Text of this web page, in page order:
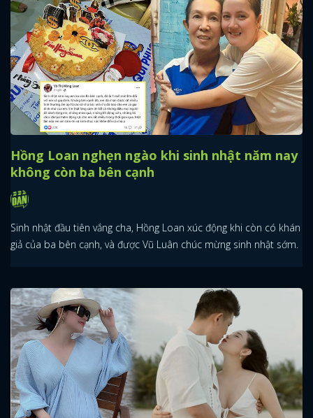
Hồng Loan nghẹn ngào khi sinh nhật năm nay
không còn ba bên cạnh
Sinh nhật đầu tiên vắng cha, Hồng Loan xúc động khi còn có khán
giả của ba bên cạnh, và được Vũ Luân chúc mừng sinh nhật sớm.